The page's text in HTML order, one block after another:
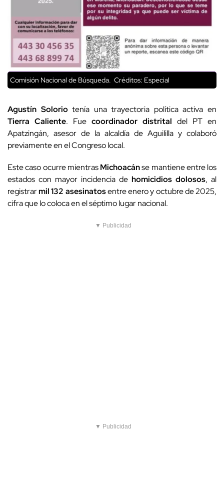
Comisión Nacional de Búsqueda. Créditos: Especial
Agustín Soloriotenía una trayectoria política activa en
Tierra Caliente. Fue coordinador distrital del PT en
Apatzingán, asesor de la alcaldía de Aguililla y colaboró
previamente en el Congreso local.
Este caso ocurre mientrasMichoacánse mantiene entre los
estados con mayor incidencia de homicidios dolosos, al
registrarmil 132 asesinatosentre enero y octubre de 2025,
cifra que lo coloca en el séptimo lugar nacional.
▼ Publicidad
▼ Publicidad